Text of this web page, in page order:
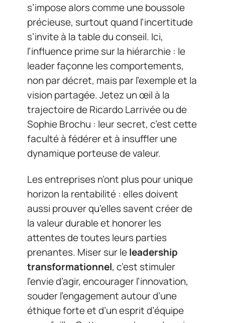
s’impose alors comme une boussole
précieuse, surtout quand l’incertitude
s’invite à la table du conseil. Ici,
l’influence prime sur la hiérarchie : le
leader façonne les comportements,
non par décret, mais par l’exemple et la
vision partagée. Jetez un œil à la
trajectoire de Ricardo Larrivée ou de
Sophie Brochu : leur secret, c’est cette
faculté à fédérer et à insuffler une
dynamique porteuse de valeur.
Les entreprises n’ont plus pour unique
horizon la rentabilité : elles doivent
aussi prouver qu’elles savent créer de
la valeur durable et honorer les
attentes de toutes leurs parties
prenantes. Miser sur leleadership
transformationnel, c’est stimuler
l’envie d’agir, encourager l’innovation,
souder l’engagement autour d’une
éthique forte et d’un esprit d’équipe